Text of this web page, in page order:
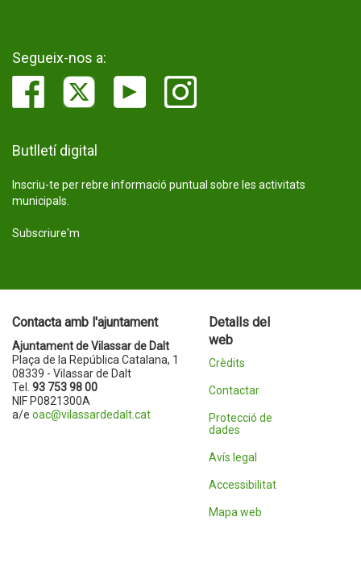
Segueix-nos a:
Butlletí digital
Inscriu-te per rebre informació puntual sobre les activitats
municipals.
Subscriure'm
Contacta amb l'ajuntament
Ajuntament de Vilassar de Dalt
Plaça de la República Catalana, 1
08339 - Vilassar de Dalt
Tel. 93 753 98 00
NIF P0821300A
a/e oac@vilassardedalt.cat
Detalls del
web
Crèdits
Contactar
Protecció de
dades
Avís legal
Accessibilitat
Mapa web